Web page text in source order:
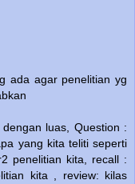
ada agar penelitian yg
luas, Question :
yang kita teliti seperti
penelitian kita, recall :
kita , review: kilas